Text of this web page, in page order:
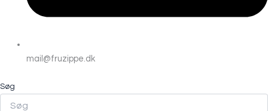
mail@fruzippe.dk
Søg